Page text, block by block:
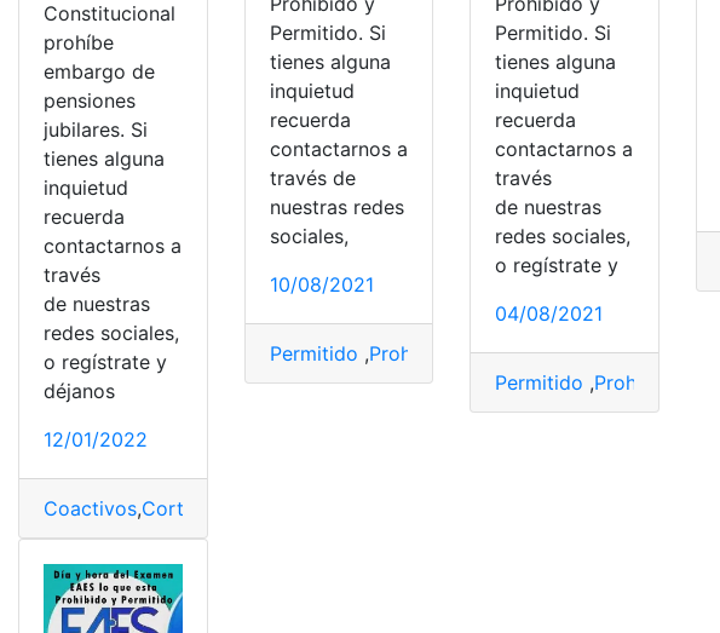
Constitucional
prohíbe
embargo de
pensiones
jubilares. Si
tienes alguna
inquietud
recuerda
contactarnos a
través
de nuestras
redes sociales,
o regístrate y
déjanos
12/01/2022
Coactivos,Corte Constitucional
Permitido. Si
tienes alguna
inquietud
recuerda
contactarnos a
través de
nuestras redes
sociales,
10/08/2021
Permitido ,Prohibido SENESCYT,Test,Transformar
Permitido. Si
tienes alguna
inquietud
recuerda
contactarnos a
través
de nuestras
redes sociales,
o regístrate y
04/08/2021
Permitido ,Prohibido